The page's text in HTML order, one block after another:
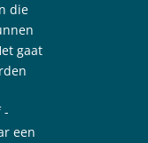
die
gaat
-
een